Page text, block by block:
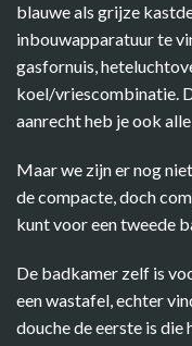
blauwe als grijze
inbouwapparatuur te
gasfornuis,
koel/vriescombinatie.
aanrecht heb je ook
Maar we zijn er nog
de compacte, doch
kunt voor een tweede
De badkamer zelf is
een wastafel, echter
douche de eerste is